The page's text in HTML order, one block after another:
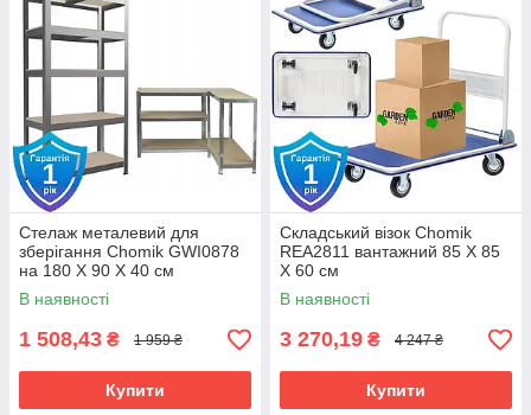
Стелаж металевий для
зберігання Chomik GWI0878
на 180 X 90 X 40 см
В наявності
1 508,43 ₴ 1 959 ₴
Купити
Складський візок Chomik
REA2811 вантажний 85 Х 85
Х 60 см
В наявності
3 270,19 ₴ 4 247 ₴
Купити